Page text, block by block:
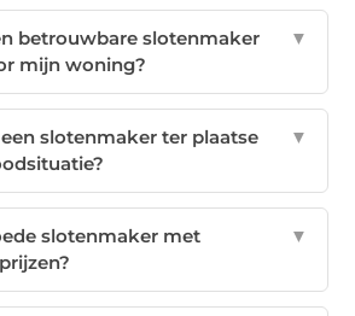
betrouwbare slotenmaker
mijn woning?
▼
slotenmaker ter plaatse
▼
slotenmaker met
▼